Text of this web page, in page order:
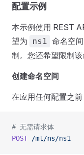
配置示例
本示例使用 REST
望为
ns1 命名空
制。您还希望限制该
创建命名空间
在应用任何配置之
# 无需请求体
POST /mt/ns/ns1